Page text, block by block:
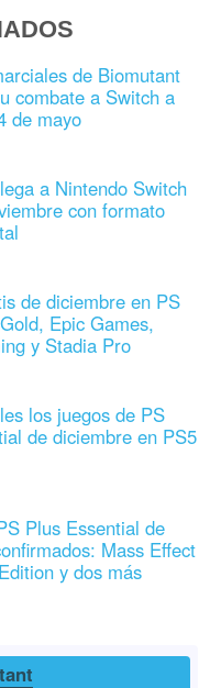
de Biomutant
combate a Switch a
de mayo
a Nintendo Switch
con formato
de diciembre en PS
Epic Games,
y Stadia Pro
los juegos de PS
de diciembre en PS5
Plus Essential de
Mass Effect
y dos más